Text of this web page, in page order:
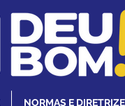
NORMAS E